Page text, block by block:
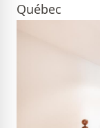
Québec